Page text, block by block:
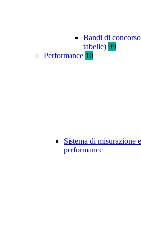
Bandi di
tabelle) 99
Performance 10
Sistema di misurazione
performance